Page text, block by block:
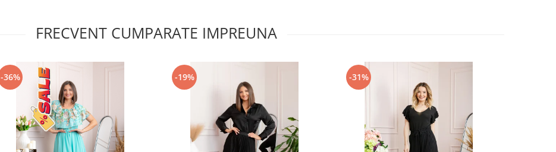
FRECVENT CUMPARATE IMPREUNA
-36% -19% -31%